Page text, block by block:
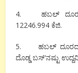
4.ಹಬಲ್
12246.994 ಕೆಜಿ.
5.ಹಬಲ್
ದೊಡ್ಡ ಬಸ್‘ನಷ್ಟು